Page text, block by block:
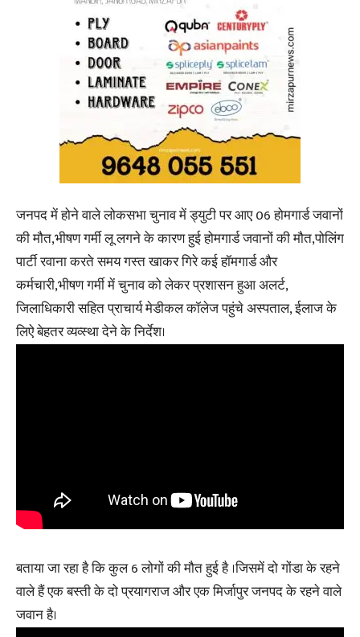
जनपद में होने वाले लोकसभा चुनाव में ड्युटी पर आए 06 होमगार्ड जवानों
की मौत,भीषण गर्मी लू लगने के कारण हुई होमगार्ड जवानों की मौत,पोलिंग
पार्टी रवाना करते समय गस्त खाकर गिरे कई हॉमगार्ड और
कर्मचारी,भीषण गर्मी में चुनाव को लेकर प्रशासन हुआ अलर्ट,
जिलाधिकारी सहित प्राचार्य मेडीकल कॉलेज पहुंचे अस्पताल, ईलाज के
लिऐ बेहतर व्यव्स्था देने के निर्देश।
बताया जा रहा है कि कुल 6 लोगों की मौत हुई है ।जिसमें दो गोंडा के रहने
वाले हैं एक बस्ती के दो प्रयागराज और एक मिर्जापुर जनपद के रहने वाले
जवान है।